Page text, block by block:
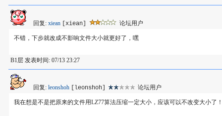
回复: xiean [xiean] 论坛用户
不错，下步就改成不影响文件大小就更好了，嘿
B1层 发表时间: 07/13 23:27
回复: leonshoh [leonshoh] 论坛用户
我在想是不是把原来的文件用LZ77算法压缩一定大小，应该可以不改变大小了